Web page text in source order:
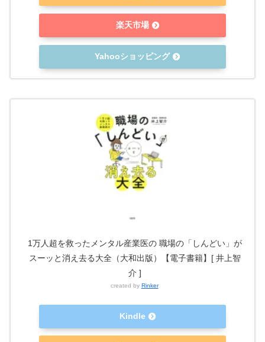
楽天市場
Yahooショッピング
1万人超を救ったメンタル産業医の 職場の「しんどい」が
スーッと消え去る大全（大和出版）【電子書籍】[ 井上智
介 ]
created by Rinker
Kindle